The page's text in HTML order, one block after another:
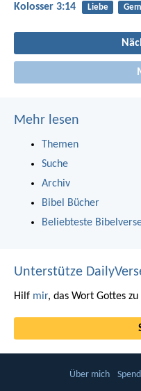
Kolosser 3:14 Liebe
Mehr lesen
Themen
Suche
Archiv
Bibel Bücher
Beliebteste
Unterstütze
Hilf mir, das Wort Gottes
Über mich